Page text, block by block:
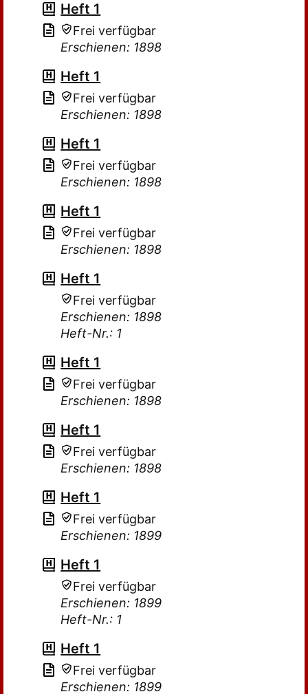
Heft 1
Frei verfügbar
Erschienen: 1898
Heft 1
Frei verfügbar
Erschienen: 1898
Heft 1
Frei verfügbar
Erschienen: 1898
Heft 1
Frei verfügbar
Erschienen: 1898
Heft 1
Frei verfügbar
Erschienen: 1898
Heft-Nr.: 1
Heft 1
Frei verfügbar
Erschienen: 1898
Heft 1
Frei verfügbar
Erschienen: 1898
Heft 1
Frei verfügbar
Erschienen: 1899
Heft 1
Frei verfügbar
Erschienen: 1899
Heft-Nr.: 1
Heft 1
Frei verfügbar
Erschienen: 1899